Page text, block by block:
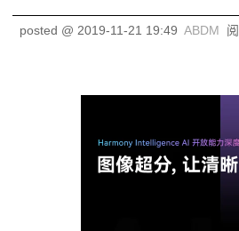
posted @ 2019-11-21 19:49 ABDM